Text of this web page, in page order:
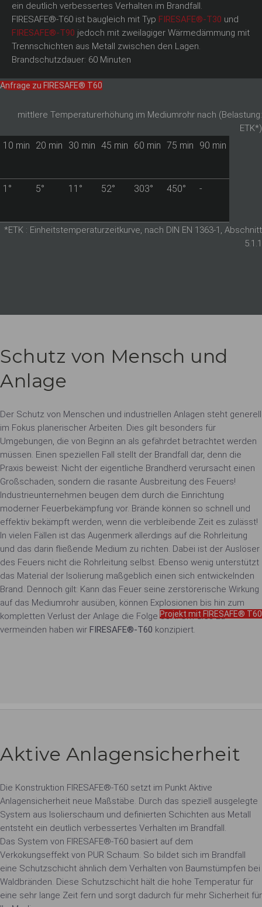
ein deutlich verbessertes Verhalten im Brandfall.
FIRESAFE®-T60 ist baugleich mit Typ FIRESAFE®-T30 und
FIRESAFE®-T90 jedoch mit zweilagiger Wärmedämmung mit
Trennschichten aus Metall zwischen den Lagen.
Brandschutzdauer: 60 Minuten
Anfrage zu FIRESAFE® T60
mittlere Temperaturerhöhung im Mediumrohr nach (Belastung:
ETK*)
10 min 20 min 30 min 45 min 60 min 75 min 90 min
1° 5° 11° 52° 303° 450° -
*ETK : Einheitstemperaturzeitkurve, nach DIN EN 1363-1, Abschnitt
5.1.1
Schutz von Mensch und
Anlage
Der Schutz von Menschen und industriellen Anlagen steht generell
im Fokus planerischer Arbeiten. Dies gilt besonders für
Umgebungen, die von Beginn an als gefährdet betrachtet werden
müssen. Einen speziellen Fall stellt der Brandfall dar, denn die
Praxis beweist: Nicht der eigentliche Brandherd verursacht einen
Großschaden, sondern die rasante Ausbreitung des Feuers!
Industrieunternehmen beugen dem durch die Einrichtung
moderner Feuerbekämpfung vor. Brände können so schnell und
effektiv bekämpft werden, wenn die verbleibende Zeit es zulässt!
In vielen Fällen ist das Augenmerk allerdings auf die Rohrleitung
und das darin fließende Medium zu richten. Dabei ist der Auslöser
des Feuers nicht die Rohrleitung selbst. Ebenso wenig unterstützt
das Material der Isolierung maßgeblich einen sich entwickelnden
Brand. Dennoch gilt: Kann das Feuer seine zerstörerische Wirkung
auf das Mediumrohr ausüben, können Explosionen bis hin zum
kompletten Verlust der Anlage die Folge sein. Um dies zu
vermeinden haben wir FIRESAFE®-T60 konzipiert.
Projekt mit FIRESAFE® T60
Aktive Anlagensicherheit
Die Konstruktion FIRESAFE®-T60 setzt im Punkt Aktive
Anlagensicherheit neue Maßstäbe. Durch das speziell ausgelegte
System aus Isolierschaum und definierten Schichten aus Metall
entsteht ein deutlich verbessertes Verhalten im Brandfall.
Das System von FIRESAFE®-T60 basiert auf dem
Verkokungseffekt von PUR Schaum. So bildet sich im Brandfall
eine Schutzschicht ähnlich dem Verhalten von Baumstümpfen bei
Waldbränden. Diese Schutzschicht hält die hohe Temperatur für
eine sehr lange Zeit fern und sorgt dadurch für mehr Sicherheit für